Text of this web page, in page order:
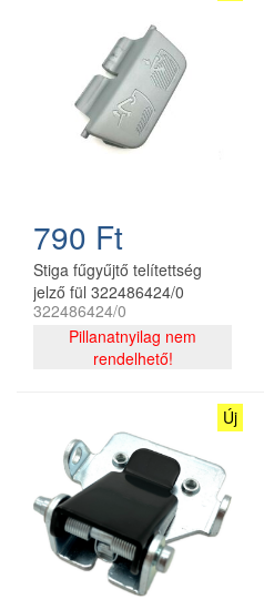
790 Ft
Stiga fűgyűjtő telítettség
jelző fül 322486424/0
322486424/0
Pillanatnyilag nem
rendelhető!
Új